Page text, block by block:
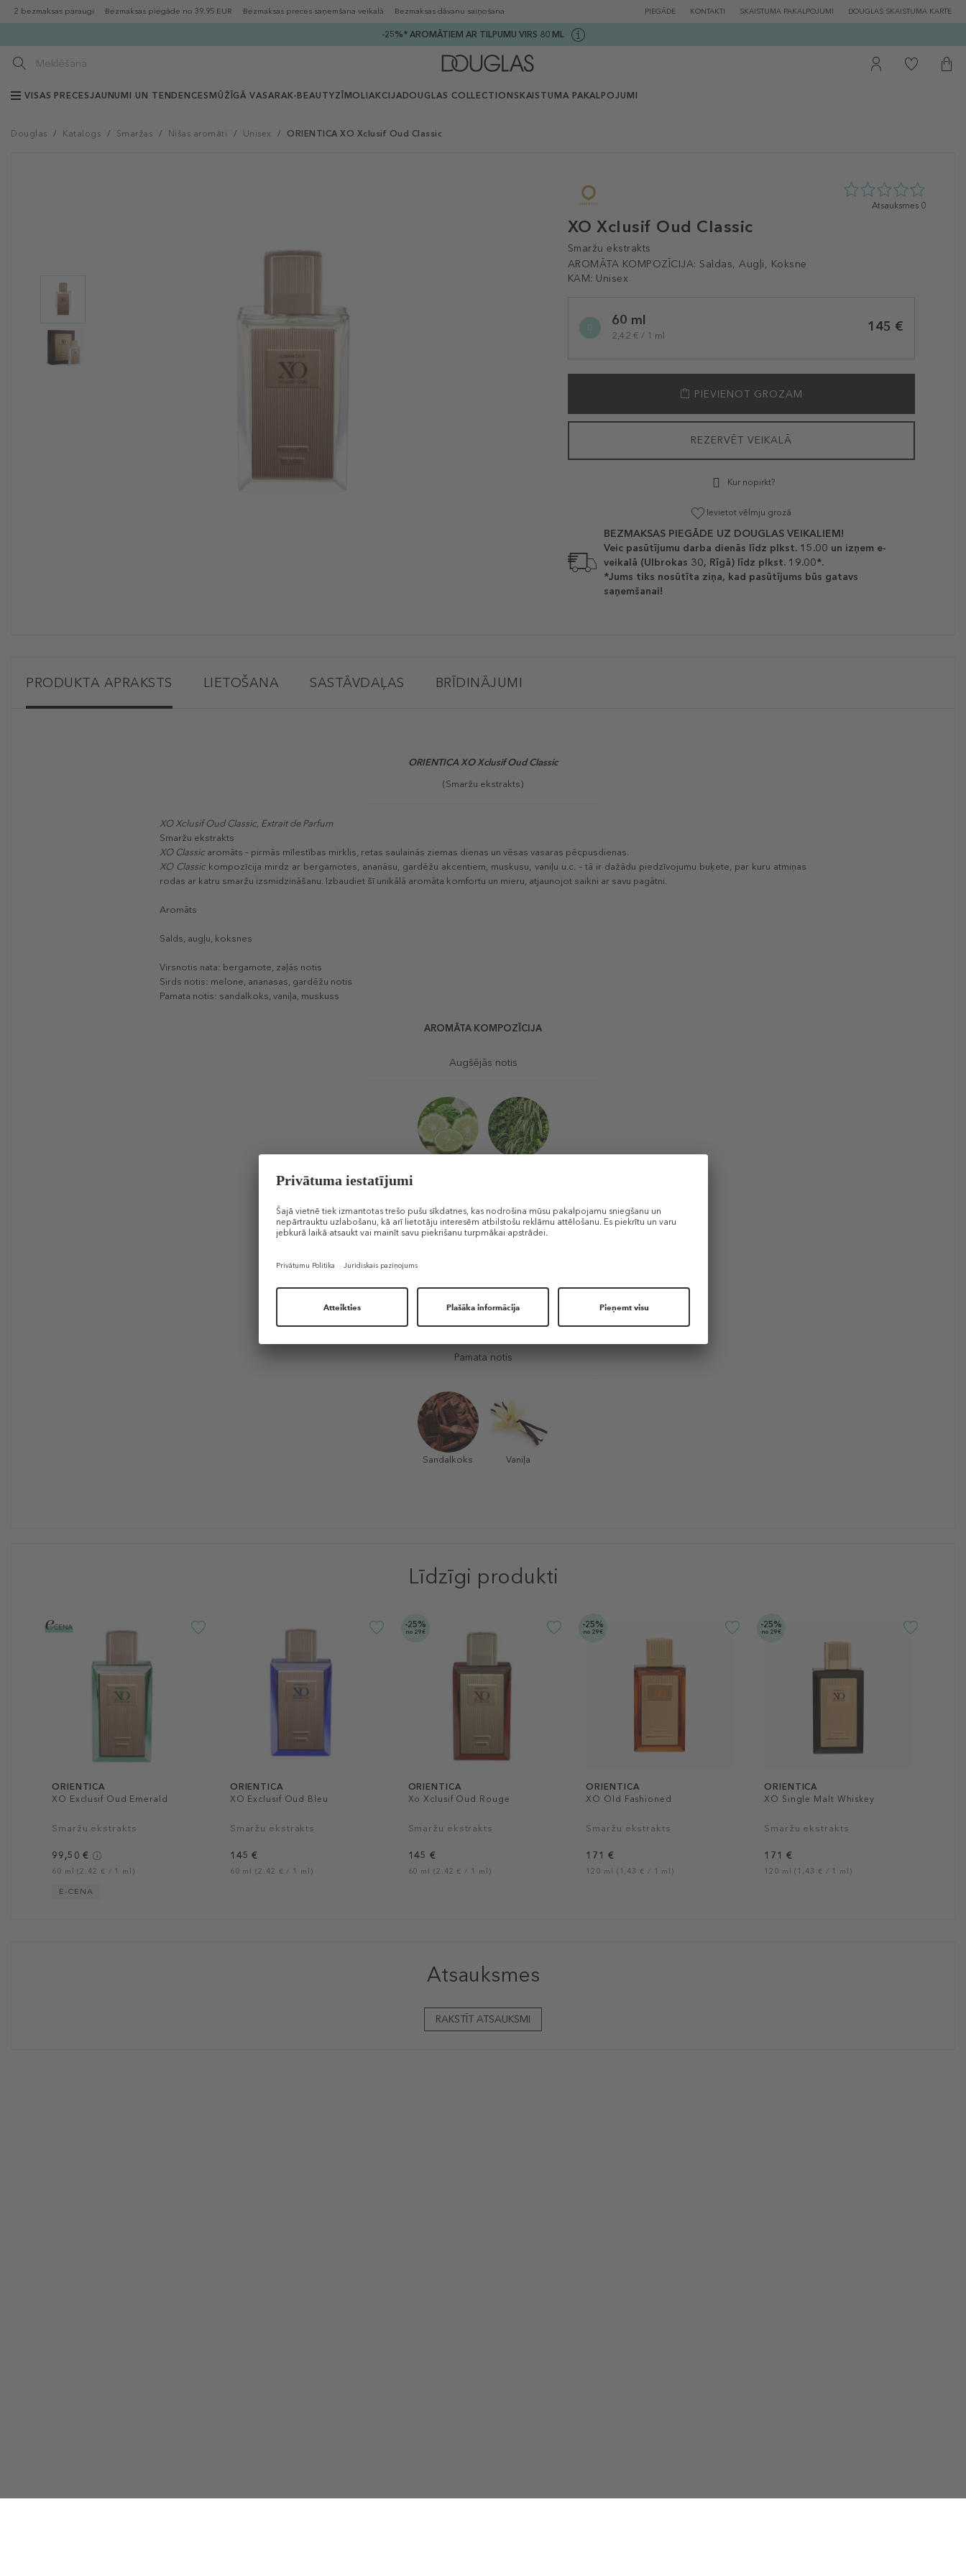
2 bezmaksas paraugi Bezmaksas piegāde no 39.95 EUR Bezmaksas preces saņemšana veikalā Bezmaksas dāvanu saiņošana PIEGĀDE KONTAKTI SKAISTUMA PAKALPOJUMI DOUGLAS SKAISTUMA KARTE
-25%* AROMĀTIEM AR TILPUMU VIRS 80 ML
VISAS PRECESJAUNUMI UN TENDENCES MŪŽĪGĀ VASARAK-BEAUTYZĪMOLIAKCIJADOUGLAS COLLECTION SKAISTUMA PAKALPOJUMI
Douglas / Katalogs / Smaržas / Nišas aromāti / Unisex / ORIENTICA XO Xclusif Oud Classic
XO Xclusif Oud Classic
Smaržu ekstrakts
AROMĀTA KOMPOZĪCIJA: Saldas, Augļi, Koksne
KAM: Unisex
0
Atsauksmes 0
variation60 ml
2,42 € / 1 ml
145 €
PIEVIENOT GROZAM
REZERVĒT VEIKALĀ
Kur nopirkt?
Ievietot vēlmju grozā
BEZMAKSAS PIEGĀDE UZ DOUGLAS VEIKALIEM!
Veic pasūtījumu darba dienās līdz plkst. 15.00 un izņem e-
veikalā (Ulbrokas 30, Rīgā) līdz plkst. 19.00*.
*Jums tiks nosūtīta ziņa, kad pasūtījums būs gatavs
saņemšanai!
PRODUKTA APRAKSTS LIETOŠANA SASTĀVDAĻAS BRĪDINĀJUMI
ORIENTICA XO Xclusif Oud Classic
(Smaržu ekstrakts)
XO Xclusif Oud Classic, Extrait de Parfum
Smaržu ekstrakts
XO Classic aromāts – pirmās mīlestības mirklis, retas saulainās ziemas dienas un vēsas vasaras pēcpusdienas.
XO Classic kompozīcija mirdz ar bergamotes, ananāsu, gardēžu akcentiem, muskusu, vaniļu u.c. – tā ir dažādu piedzīvojumu buķete, par kuru atmiņas
rodas ar katru smaržu izsmidzināšanu. Izbaudiet šī unikālā aromāta komfortu un mieru, atjaunojot saikni ar savu pagātni.
Aromāts
Salds, augļu, koksnes
Virsnotis nata: bergamote, zaļās notis
Sirds notis: melone, ananasas, gardēžu notis
Pamata notis: sandalkoks, vaniļa, muskuss
AROMĀTA KOMPOZĪCIJA
Augšējās notis
Sirds notis
Ananass Melone
Pamata notis
Sandalkoks Vaniļa
Līdzīgi produkti
ORIENTICA
XO Exclusif Oud Emerald
Smaržu ekstrakts
99,50 €
60 ml (2,42 € / 1 ml)
E-CENA
ORIENTICA
XO Exclusif Oud Bleu
Smaržu ekstrakts
145 €
60 ml (2,42 € / 1 ml)
-25%
no 29€
ORIENTICA
Xo Xclusif Oud Rouge
Smaržu ekstrakts
145 €
60 ml (2,42 € / 1 ml)
-25%
no 29€
ORIENTICA
XO Old Fashioned
Smaržu ekstrakts
171 €
120 ml (1,43 € / 1 ml)
-25%
no 29€
ORIENTICA
XO Single Malt Whiskey
Smaržu ekstrakts
171 €
120 ml (1,43 € / 1 ml)
Atsauksmes
RAKSTĪT ATSAUKSMI